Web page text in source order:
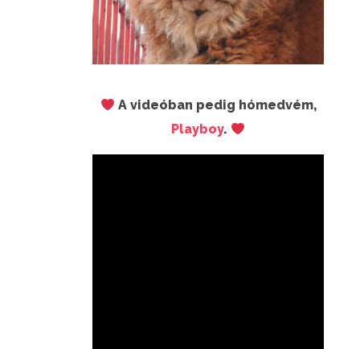
A videóban pedig hómedvém,
Playboy.